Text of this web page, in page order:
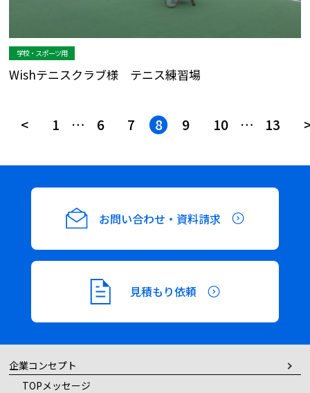
学校・スポーツ用
Wishテニスクラブ様 テニス練習場
投
稿
ナ
ビ
ゲ
ー
シ
< 1 … 6 7 8 9 10 … 13
お問い合わせ・資料請求
見積もり依頼
企業コンセプト
TOPメッセージ